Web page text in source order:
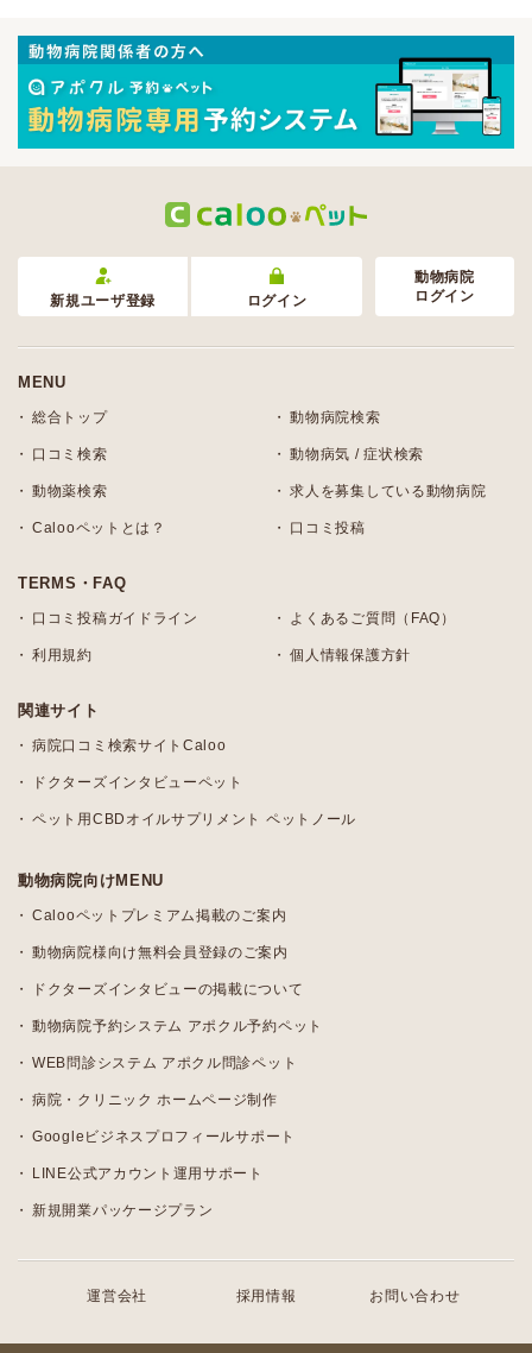
新規ユーザ登録 ログイン
動物病院
ログイン
MENU
総合トップ 動物病院検索
口コミ検索 動物病気 / 症状検索
動物薬検索 求人を募集している動物病院
Calooペットとは？ 口コミ投稿
TERMS・FAQ
口コミ投稿ガイドライン よくあるご質問（FAQ）
利用規約 個人情報保護方針
関連サイト
病院口コミ検索サイトCaloo
ドクターズインタビューペット
ペット用CBDオイルサプリメント ペットノール
動物病院向けMENU
Calooペットプレミアム掲載のご案内
動物病院様向け無料会員登録のご案内
ドクターズインタビューの掲載について
動物病院予約システム アポクル予約ペット
WEB問診システム アポクル問診ペット
病院・クリニック ホームページ制作
Googleビジネスプロフィールサポート
LINE公式アカウント運用サポート
新規開業パッケージプラン
運営会社 採用情報 お問い合わせ